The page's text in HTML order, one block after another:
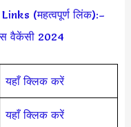
(महत्वपूर्ण लिंक):–
वैकेंसी 2024
यहाँ क्लिक करें
यहाँ क्लिक करें